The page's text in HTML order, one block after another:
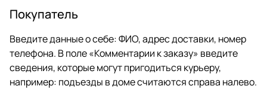
Покупатель
Введите данные о себе: ФИО, адрес доставки, номер
телефона. В поле «Комментарии к заказу» введите
сведения, которые могут пригодиться курьеру,
например: подъезды в доме считаются справа налево.